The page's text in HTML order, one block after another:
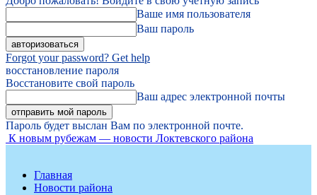
Ваше имя пользователя
Ваш пароль
Forgot your password? Get help
восстановление пароля
Восстановите свой пароль
Ваш адрес электронной почты
Пароль будет выслан Вам по электронной почте.
К новым рубежам — новости Локтевского района
Главная
Новости района